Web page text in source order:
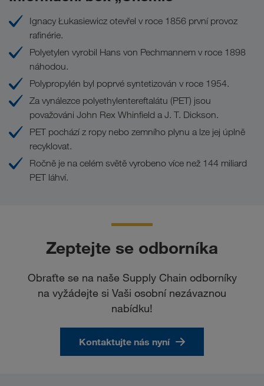
LKW WALTER je člen iniciativy „ Responsible
Care
Vozový park v kombinované dopravě
Ignacy Łukasiewicz otevřel v roce 1856 první provoz
rafinérie.
Polyetylen vyrobil Hans von Pechmannem v roce 1898
náhodou.
Polypropylén byl poprvé syntetizován v roce 1954.
Za vynálezce polyethylentereftalátu (PET) jsou
považováni John Rex Whinfield a J. T. Dickson.
PET pochází z ropy nebo zemního plynu a lze jej úplně
recyklovat.
Ročně je na celém světě vyrobeno více než 144 miliard
PET láhví.
Zeptejte se odborníka
Obraťte se na naše Supply Chain odborníky
na vyžádejte si Vaši osobní nezávaznou
nabídku!
Kontaktujte nás nyní